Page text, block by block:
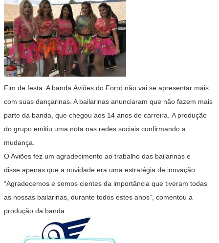
Fim de festa. A banda Aviões do Forró não vai se apresentar mais
com suas dançarinas. A bailarinas anunciaram que não fazem mais
parte da banda, que chegou aos 14 anos de carreira. A produção
do grupo emitiu uma nota nas redes sociais confirmando a
mudança.
O Aviões fez um agradecimento ao trabalho das bailarinas e
disse apenas que a novidade era uma estratégia de inovação.
“Agradecemos e somos cientes da importância que tiveram todas
as nossas bailarinas, durante todos estes anos”, comentou a
produção da banda.